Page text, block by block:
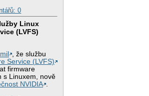
0
Linux
(LVFS)
, že službu
Service (LVFS)
firmware
s Linuxem, nově
NVIDIA .